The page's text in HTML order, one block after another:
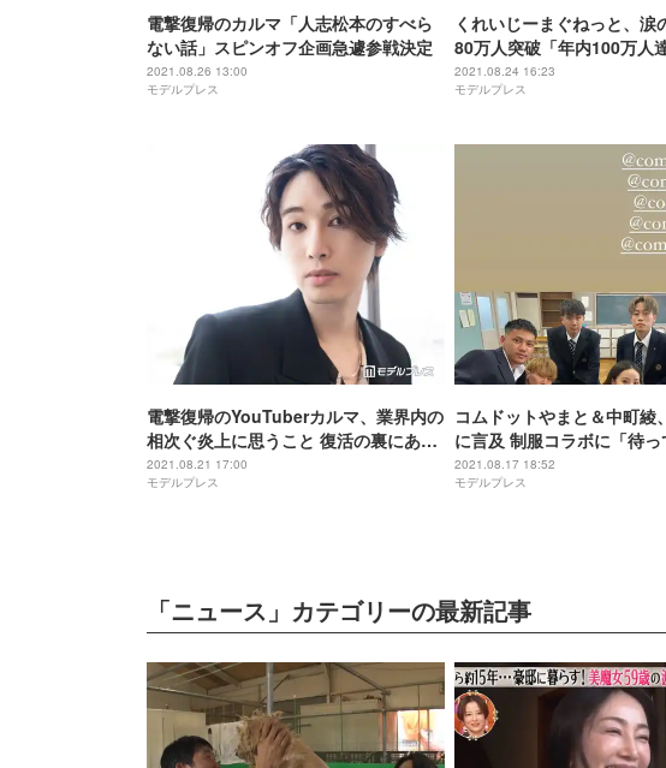
電撃復帰のカルマ「人志松本のすべら
ない話」スピンオフ企画急遽参戦決定
2021.08.26 13:00
モデルプレス
くれいじーまぐねっと、涙
80万人突破「年内100万人
2021.08.24 16:23
モデルプレス
電撃復帰のYouTuberカルマ、業界内の
相次ぐ炎上に思うこと 復活の裏にあっ
た“恐怖心”も告白＜独占インタビュー
＞
2021.08.21 17:00
モデルプレス
コムドットやまと＆中町綾
に言及 制服コラボに「待
と反響
2021.08.17 18:52
モデルプレス
「ニュース」カテゴリーの最新記事